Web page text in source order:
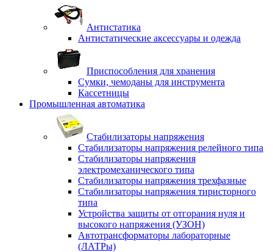
Антистатика
Антистатические аксессуары и одежда
Приспособления для хранения
Сумки, чемоданы для инструмента
Кассетницы
Промышленная автоматика
Стабилизаторы напряжения
Стабилизаторы напряжения релейного типа
Стабилизаторы напряжения
электромеханического типа
Стабилизаторы напряжения трехфазные
Стабилизаторы напряжения тиристорного
типа
Устройства защиты от отгорания нуля и
высокого напряжения (УЗОН)
Автотрансформаторы лабораторные
(ЛАТРы)